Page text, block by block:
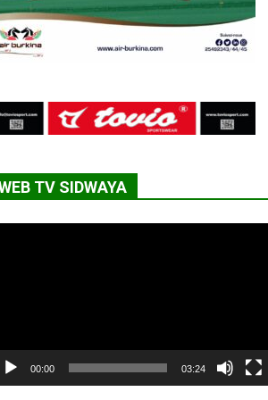
TV SIDWAYA
00:00 03:24